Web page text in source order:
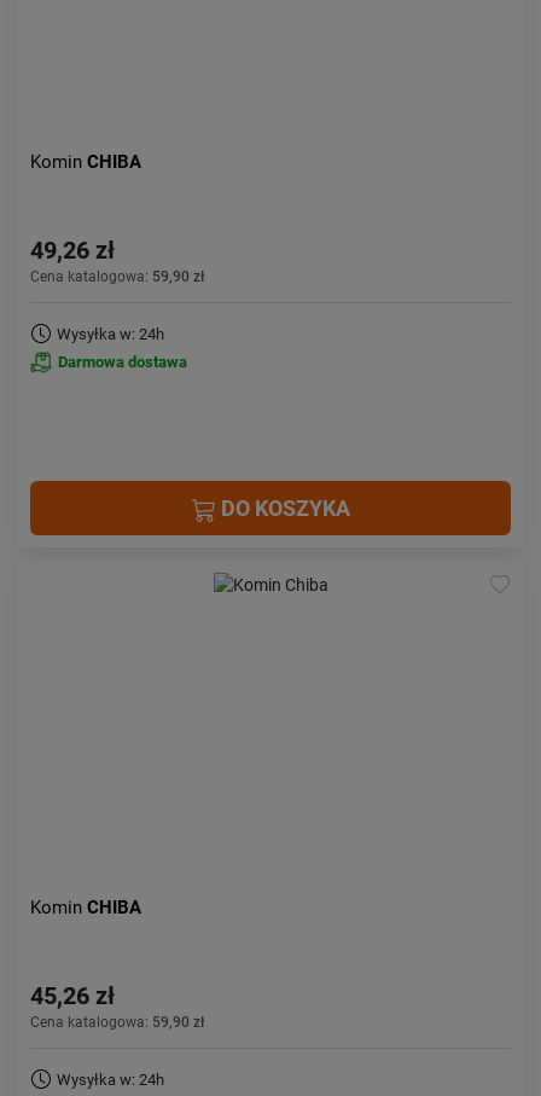
Komin CHIBA
49,26 zł
Cena katalogowa: 59,90 zł
Wysyłka w: 24h
Darmowa dostawa
DO KOSZYKA
Komin CHIBA
45,26 zł
Cena katalogowa: 59,90 zł
Wysyłka w: 24h